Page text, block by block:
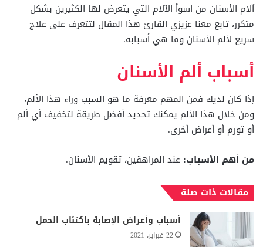
آلام الأسنان من اسوأ الآلام التي يتعرض لها الكثيرين بشكل
متكرر، تابع معنا عزيزي القارئ هذا المقال لتتعرف على علاج
سريع لألم الأسنان وما هي أسبابه.
أسباب ألم الأسنان
إذا كان لديك فمن المهم معرفة ما هو السبب وراء هذا الألم،
ومن خلال هذا الألم يمكنك تحديد أفضل طريقة لتخفيف أي ألم
أو تورم أو أعراض أخرى.
من أهم الأسباب: عند المراهقين، تقويم الأسنان.
مقالات ذات صلة
أسباب وأعراض الإصابة باكتئاب الحمل
22 فبراير، 2021